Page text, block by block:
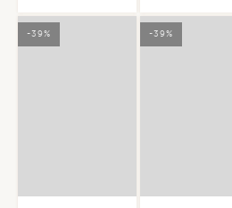
-39% -39%